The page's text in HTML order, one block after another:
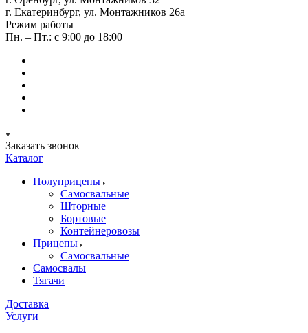
г. Екатеринбург, ул. Монтажников 26а
Режим работы
Пн. – Пт.: с 9:00 до 18:00
Заказать звонок
Каталог
Полуприцепы
Самосвальные
Шторные
Бортовые
Контейнеровозы
Прицепы
Самосвальные
Самосвалы
Тягачи
Доставка
Услуги